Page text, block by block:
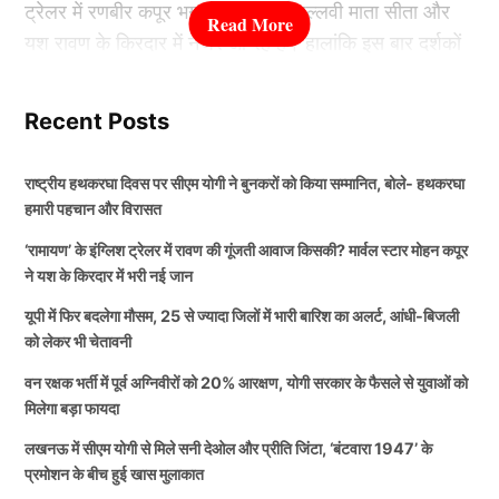
इंडिया 1 तेज गेंदबाज के अलावा 2 तेज गेंदबाजी आलराउंडर के
आयरलैंड के खिलाफ Team India की
संभावित प्लेइंग 11
अभिषेक शर्मा, संजू सैमसन (विकेटकीपर), ईशान किशन, श्रेयस
अय्यर (कप्तान), तिलक वर्मा, शिवम दुबे, अक्षर पटेल, सूर्यांश
शेडगे, हर्षित राणा, रवि बिश्नोई, अर्शदीप सिंह.
ALSO READ:वैभव को लगा झटका, अभिषेक-संजू ओपनर,
इंग्लैंड के खिलाफ सीरीज के लिए टीम इंडिया की प्लेइंग 11 का
ट्रेलर में रणबीर कपूर भगवान राम, साई पल्लवी माता सीता और
यश रावण के किरदार में नजर आ रहे हैं। हालांकि इस बार दर्शकों
कपूर ने दी है, जो अंतरराष्ट्रीय स्तर पर भी अपनी पहचान बना
मोहन कपूर भारतीय मनोरंजन जगत का जाना-पहचाना नाम हैं,
लेकिन अंतरराष्ट्रीय दर्शकों के बीच उनकी पहचान मार्वल की
Marvel’ और फिल्म ‘The Marvels’ में यूसुफ खान का किरदार
निभाया था। इसके अलावा वह कई भारतीय फिल्मों और टेलीविजन
परियोजनाओं में भी काम कर चुके हैं। उनकी खास पहचान उनकी
गहरी और दमदार आवाज है, जो रावण जैसे प्रभावशाली किरदार
Recent Posts
राष्ट्रीय हथकरघा दिवस पर सीएम योगी ने बुनकरों को किया सम्मानित, बोले- हथकरघा
हमारी पहचान और विरासत
‘रामायण’ के इंग्लिश ट्रेलर में रावण की गूंजती आवाज किसकी? मार्वल स्टार मोहन कपूर
ने यश के किरदार में भरी नई जान
यूपी में फिर बदलेगा मौसम, 25 से ज्यादा जिलों में भारी बारिश का अलर्ट, आंधी-बिजली
को लेकर भी चेतावनी
वन रक्षक भर्ती में पूर्व अग्निवीरों को 20% आरक्षण, योगी सरकार के फैसले से युवाओं को
मिलेगा बड़ा फायदा
लखनऊ में सीएम योगी से मिले सनी देओल और प्रीति जिंटा, ‘बंटवारा 1947’ के
प्रमोशन के बीच हुई खास मुलाकात